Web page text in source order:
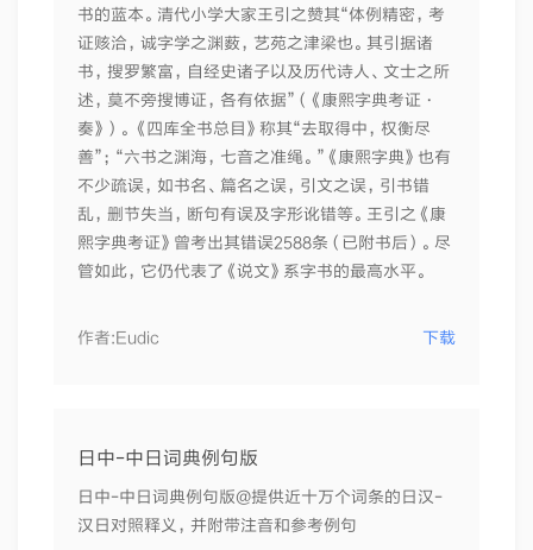
书的蓝本。清代小学大家王引之赞其“体例精密，考
证赅洽，诚字学之渊薮，艺苑之津梁也。其引据诸
书，搜罗繁富，自经史诸子以及历代诗人、文士之所
述，莫不旁搜博证，各有依据”（《康熙字典考证·
奏》）。《四库全书总目》称其“去取得中，权衡尽
善”；“六书之渊海，七音之准绳。”《康熙字典》也有
不少疏误，如书名、篇名之误，引文之误，引书错
乱，删节失当，断句有误及字形讹错等。王引之《康
熙字典考证》曾考出其错误2588条（已附书后）。尽
管如此，它仍代表了《说文》系字书的最高水平。
作者:Eudic 下载
日中-中日词典例句版
日中-中日词典例句版@提供近十万个词条的日汉-
汉日对照释义，并附带注音和参考例句